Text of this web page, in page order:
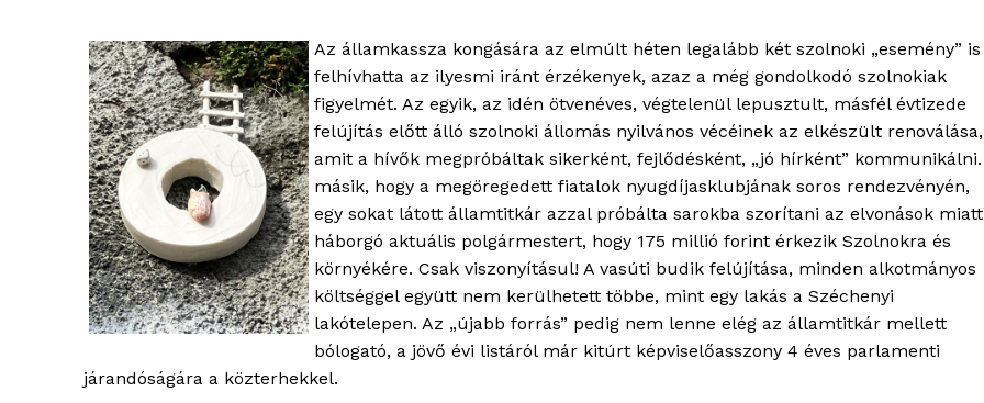
Az államkassza kongására az elmúlt héten legalább két szolnoki „esemény” is
felhívhatta az ilyesmi iránt érzékenyek, azaz a még gondolkodó szolnokiak
figyelmét. Az egyik, az idén ötvenéves, végtelenül lepusztult, másfél évtizede
felújítás előtt álló szolnoki állomás nyilvános vécéinek az elkészült renoválása,
amit a hívők megpróbáltak sikerként, fejlődésként, „jó hírként” kommunikálni.
másik, hogy a megöregedett fiatalok nyugdíjasklubjának soros rendezvényén,
egy sokat látott államtitkár azzal próbálta sarokba szorítani az elvonások miatt
háborgó aktuális polgármestert, hogy 175 millió forint érkezik Szolnokra és
környékére. Csak viszonyításul! A vasúti budik felújítása, minden alkotmányos
költséggel együtt nem kerülhetett többe, mint egy lakás a Széchenyi
lakótelepen. Az „újabb forrás” pedig nem lenne elég az államtitkár mellett
bólogató, a jövő évi listáról már kitúrt képviselőasszony 4 éves parlamenti
járandóságára a közterhekkel.